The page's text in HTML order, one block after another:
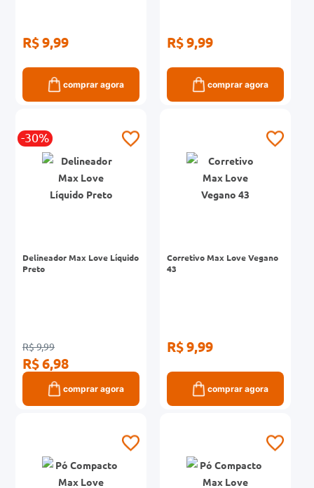
R$ 9,99
comprar agora
R$ 9,99
comprar agora
-30%
Delineador Max Love Líquido
Preto
R$ 9,99
R$ 6,98
comprar agora
Corretivo Max Love Vegano
43
R$ 9,99
comprar agora